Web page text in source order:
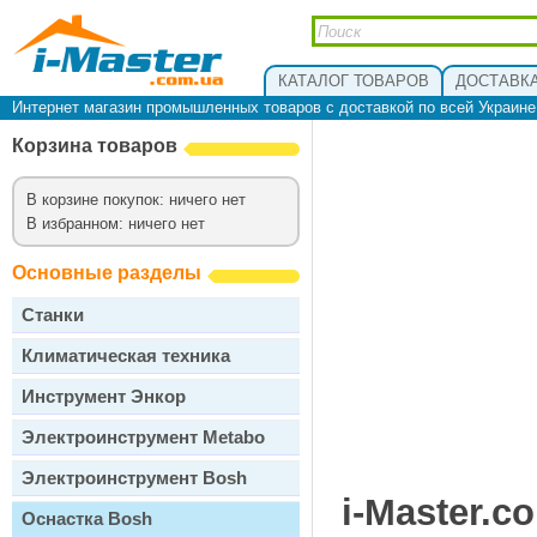
КАТАЛОГ ТОВАРОВ
Интернет магазин промышленных товаров с доставкой по всей
Корзина товаров
В корзине покупок: ничего нет
В избранном: ничего нет
Основные разделы
Станки
Климатическая техника
Инструмент Энкор
Электроинструмент Metabo
Электроинструмент Bosh
Оснастка Bosh
i-